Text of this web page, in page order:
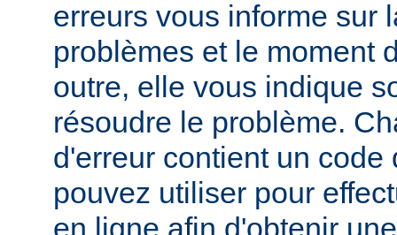
erreurs vous informe sur
problèmes et le moment
outre, elle vous indique
résoudre le problème.
d'erreur contient un code
pouvez utiliser pour
en ligne afin d'obtenir